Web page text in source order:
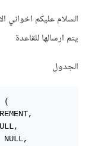
السلام عليكم اخواني
يتم ارسالها للقاعدة
الجدول
(